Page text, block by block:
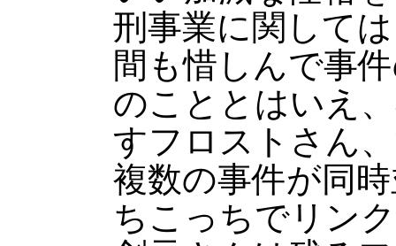
刑事業に関して
間も惜しんで事
のこととはいえ
すフロストさん
複数の事件が同
ちこっちでリン